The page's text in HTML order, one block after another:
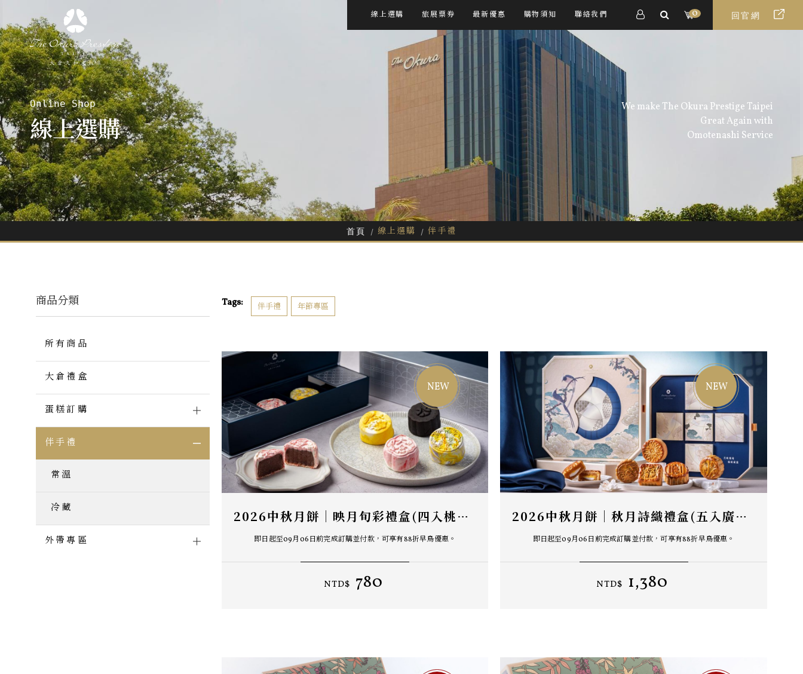
線上選購 旅展票券 最新優惠 購物須知 聯絡我們 0 回官網
Online Shop
線上選購
We make The Okura Prestige Taipei
Great Again with
Omotenashi Service
首頁 線上選購 伴手禮
商品分類
所有商品
大倉禮盒
蛋糕訂購
伴手禮
常溫
冷藏
外帶專區
Tags: 伴手禮 年節專區
2026中秋月餅｜映月旬彩禮盒(四入桃山月餅)
即日起至09月06日前完成訂購並付款，可享有88折早鳥優惠。
NTD$ 780
2026中秋月餅｜秋月詩織禮盒(五入廣式月餅)
即日起至09月06日前完成訂購並付款，可享有88折早鳥優惠。
NTD$ 1,380